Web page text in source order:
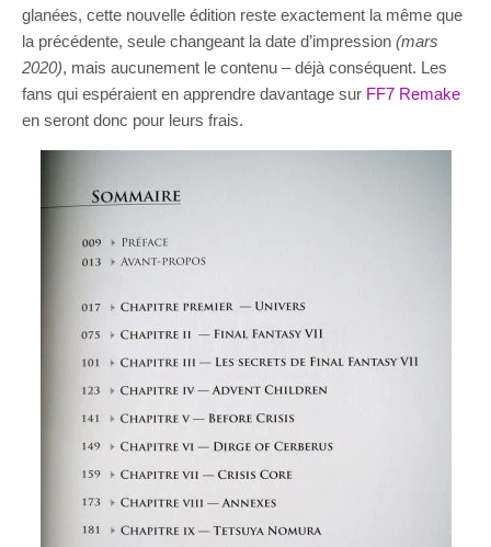
glanées, cette nouvelle édition reste exactement la même que
la précédente, seule changeant la date d’impression (mars
2020), mais aucunement le contenu – déjà conséquent. Les
fans qui espéraient en apprendre davantage sur FF7 Remake
en seront donc pour leurs frais.